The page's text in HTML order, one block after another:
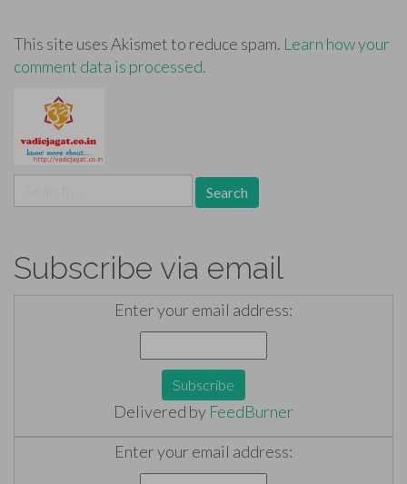
This site uses Akismet to reduce spam. Learn how your
comment data is processed.
for:
Subscribe via email
Enter your email address:
Delivered by FeedBurner
Enter your email address: